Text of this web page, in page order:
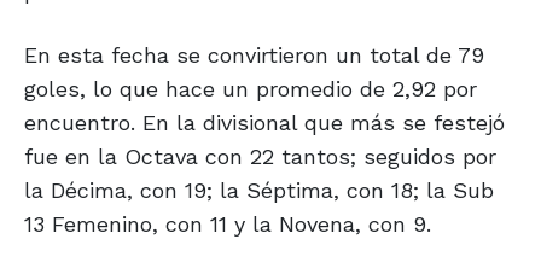
En esta fecha se convirtieron un total de 79
goles, lo que hace un promedio de 2,92 por
encuentro. En la divisional que más se festejó
fue en la Octava con 22 tantos; seguidos por
la Décima, con 19; la Séptima, con 18; la Sub
13 Femenino, con 11 y la Novena, con 9.